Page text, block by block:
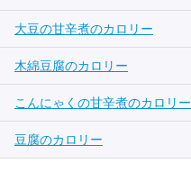
大豆の甘辛煮のカロリー
木綿豆腐のカロリー
こんにゃくの甘辛煮のカロリー
豆腐のカロリー